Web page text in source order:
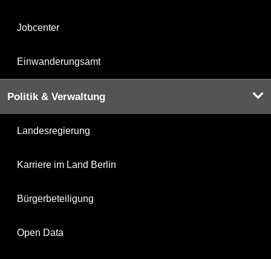
Jobcenter
Einwanderungsamt
Politik & Verwaltung
Landesregierung
Karriere im Land Berlin
Bürgerbeteiligung
Open Data